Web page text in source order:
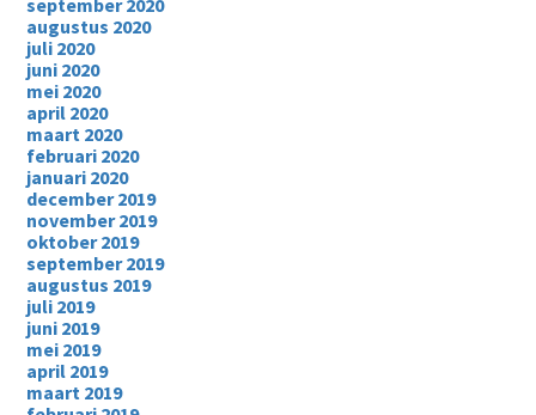
augustus 2020
juli 2020
juni 2020
mei 2020
april 2020
maart 2020
februari 2020
januari 2020
december 2019
november 2019
oktober 2019
september 2019
augustus 2019
juli 2019
juni 2019
mei 2019
april 2019
maart 2019